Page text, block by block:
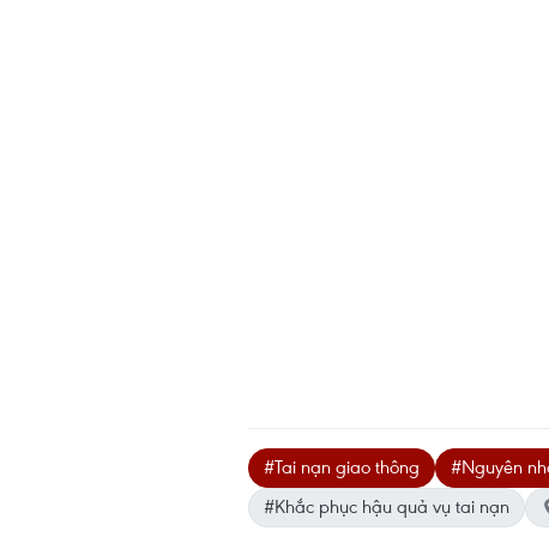
#Tai nạn giao thông #Nguyên
#Khắc phục hậu quả vụ tai nạn